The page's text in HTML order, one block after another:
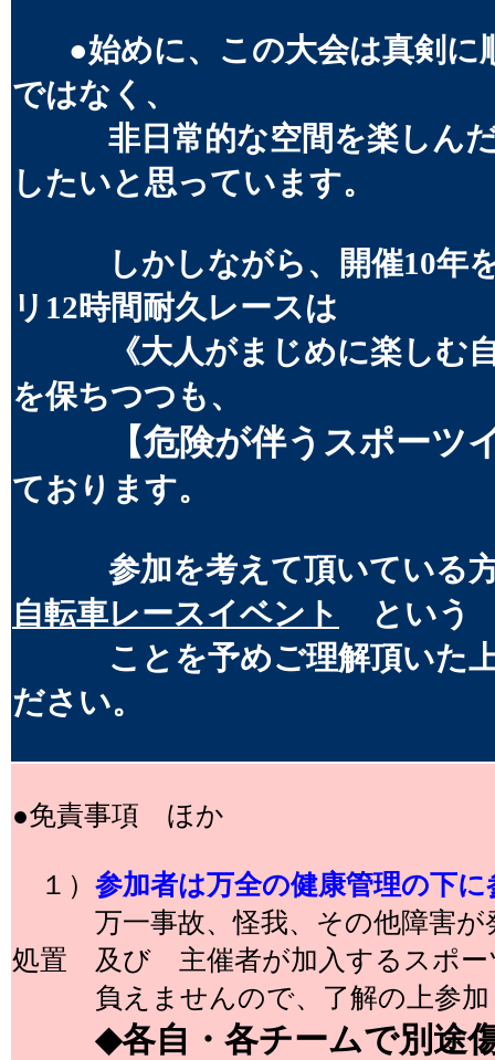
●始めに、この大会は真剣
ではなく、
非日常的な空間を楽しんだ
したいと思っています。
しかしながら、開催10年を
リ12時間耐久レースは
《大人がまじめに楽しむ自
を保ちつつも、
【危険が伴うスポーツ
ております。
参加を考えて頂いている
自転車レースイベント
という
ことを予めご理解頂いた上
ださい。
●免責事項 ほか
１） 参加者は万全の健康管理の下
万一事故、怪我、その他障害が
処置 及び 主催者が加入するスポー
負えませんので、了解の上参加
◆各自・各チームで別途